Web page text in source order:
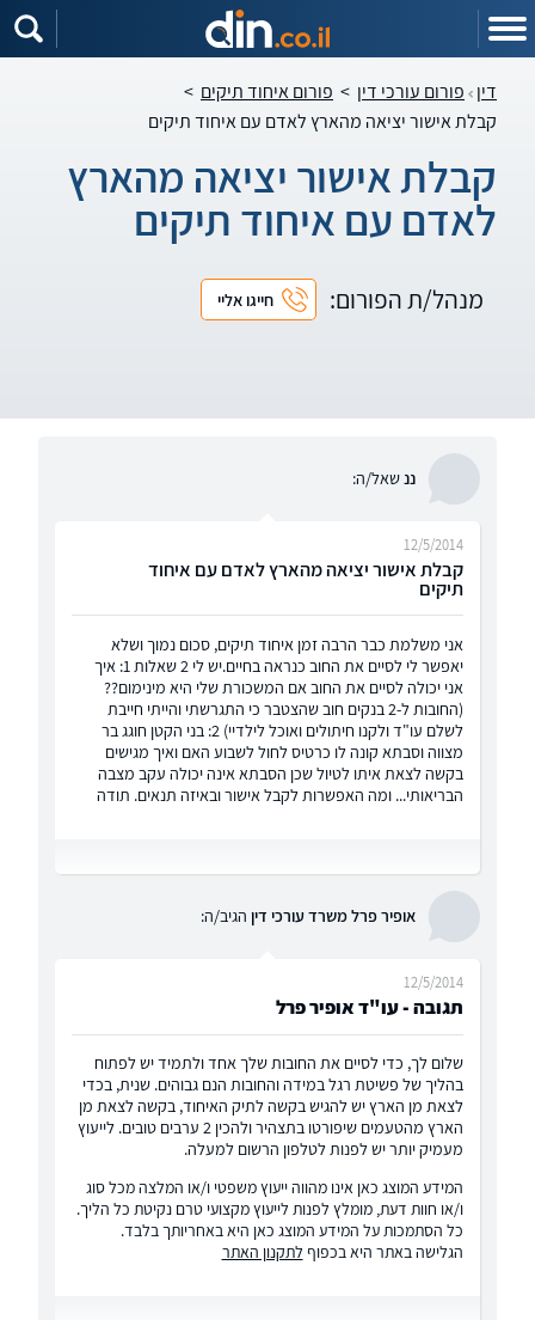
דין פורום עורכי דין > פורום איחוד תיקים >
קבלת אישור יציאה מהארץ לאדם עם איחוד תיקים
קבלת אישור יציאה מהארץ
לאדם עם איחוד תיקים
מנהל/ת הפורום: חייגו אליי
ננשאל/ה:
קבלת אישור יציאה מהארץ לאדם עם איחוד
תיקים
12/5/2014
אני משלמת כבר הרבה זמן איחוד תיקים, סכום נמוך ושלא
יאפשר לי לסיים את החוב כנראה בחיים.יש לי 2 שאלות 1: איך
אני יכולה לסיים את החוב אם המשכורת שלי היא מינימום??
(החובות ל-2 בנקים חוב שהצטבר כי התגרשתי והייתי חייבת
לשלם עו"ד ולקנו חיתולים ואוכל לילדיי) 2: בני הקטן חוגג בר
מצווה וסבתא קונה לו כרטיס לחול לשבוע האם ואיך מגישים
בקשה לצאת איתו לטיול שכן הסבתא אינה יכולה עקב מצבה
הבריאותי... ומה האפשרות לקבל אישור ובאיזה תנאים. תודה
אופיר פרל משרד עורכי דין הגיב/ה:
תגובה - עו"ד אופיר פרל
12/5/2014
שלום לך, כדי לסיים את החובות שלך אחד ולתמיד יש לפתוח
בהליך של פשיטת רגל במידה והחובות הנם גבוהים. שנית, בכדי
לצאת מן הארץ יש להגיש בקשה לתיק האיחוד, בקשה לצאת מן
הארץ מהטעמים שיפורטו בתצהיר ולהכין 2 ערבים טובים. לייעוץ
מעמיק יותר יש לפנות לטלפון הרשום למעלה.
המידע המוצג כאן אינו מהווה ייעוץ משפטי ו/או המלצה מכל סוג
ו/או חוות דעת, מומלץ לפנות לייעוץ מקצועי טרם נקיטת כל הליך.
כל הסתמכות על המידע המוצג כאן היא באחריותך בלבד.
הגלישה באתר היא בכפוף לתקנון האתר